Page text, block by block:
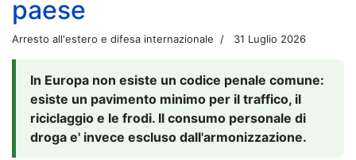
paese
Arresto all'estero e difesa internazionale 31 Luglio 2026
In Europa non esiste un codice penale comune:
esiste un pavimento minimo per il traffico, il
riciclaggio e le frodi. Il consumo personale di
droga e' invece escluso dall'armonizzazione.